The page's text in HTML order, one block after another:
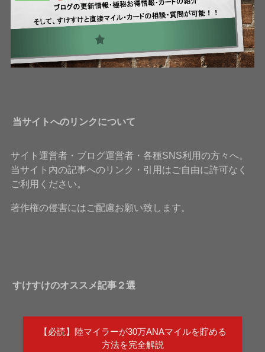
当サイトへのリンクについて
サイト運営者・ブログ運営者・各種SNS利用の方々へ。
当サイト内の記事へのリンク・引用はご自由に許可なく
ご利用ください。
著作権の侵害にはご配慮お願い致します。
すけすけのオススメ記事２選
【必読】陸マイラーが30万ANAマイルを貯める
方法を完全解説